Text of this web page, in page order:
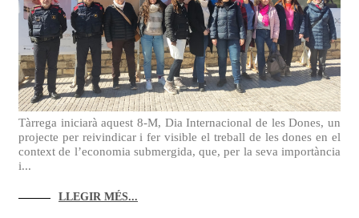
Tàrrega iniciarà aquest 8-M, Dia Internacional de les Dones, un
projecte per reivindicar i fer visible el treball de les dones en el
context de l’economia submergida, que, per la seva importància
i...
LLEGIR MÉS...